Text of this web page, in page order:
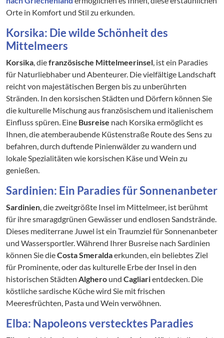
Orte in Komfort und Stil zu erkunden.
Korsika: Die wilde Schönheit des
Mittelmeers
Korsika, diefranzösische Mittelmeerinsel, ist ein Paradies
für Naturliebhaber und Abenteurer. Die vielfältige Landschaft
reicht von majestätischen Bergen bis zu unberührten
Stränden. In den korsischen Städten und Dörfern können Sie
die kulturelle Mischung aus französischem und italienischem
Einfluss spüren. Eine Busreise nach Korsika ermöglicht es
Ihnen, die atemberaubende Küstenstraße Route des Sens zu
befahren, durch duftende Pinienwälder zu wandern und
lokale Spezialitäten wie korsischen Käse und Wein zu
genießen.
Sardinien: Ein Paradies für Sonnenanbeter
Sardinien, die zweitgrößte Insel im Mittelmeer, ist berühmt
für ihre smaragdgrünen Gewässer und endlosen Sandstrände.
Dieses mediterrane Juwel ist ein Traumziel für Sonnenanbeter
und Wassersportler. Während Ihrer Busreise nach Sardinien
können Sie dieCosta Smeraldaerkunden, ein beliebtes Ziel
für Prominente, oder das kulturelle Erbe der Insel in den
historischen Städten Alghero und Cagliarientdecken. Die
köstliche sardische Küche wird Sie mit frischen
Meeresfrüchten, Pasta und Wein verwöhnen.
Elba: Napoleons verstecktes Paradies